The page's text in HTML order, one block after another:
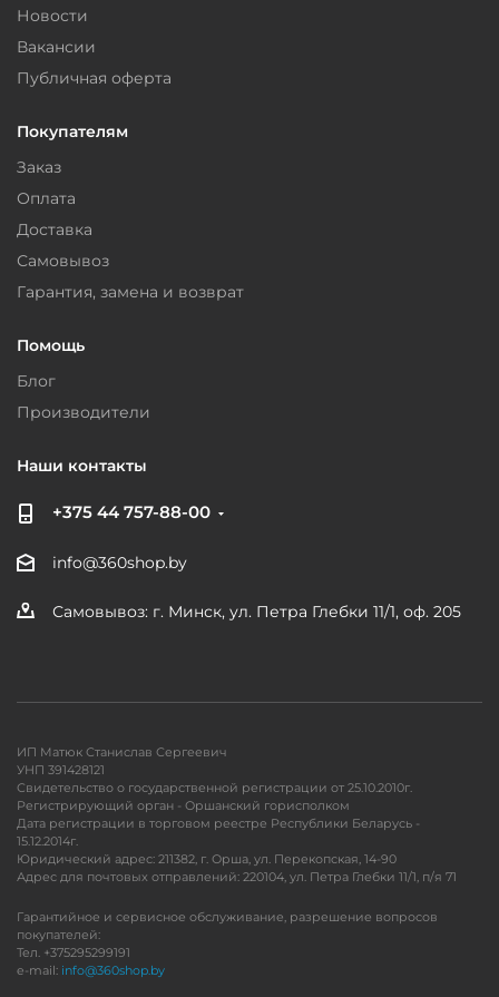
Новости
Вакансии
Публичная оферта
Покупателям
Заказ
Оплата
Доставка
Самовывоз
Гарантия, замена и возврат
Помощь
Блог
Производители
Наши контакты
+375 44 757-88-00
info@360shop.by
Самовывоз: г. Минск, ул. Петра Глебки 11/1, оф. 205
ИП Матюк Станислав Сергеевич
УНП 391428121
Свидетельство о государственной регистрации от 25.10.2010г.
Регистрирующий орган - Оршанский горисполком
Дата регистрации в торговом реестре Республики Беларусь -
15.12.2014г.
Юридический адрес: 211382, г. Орша, ул. Перекопская, 14-90
Адрес для почтовых отправлений: 220104, ул. Петра Глебки 11/1, п/я 71
Гарантийное и сервисное обслуживание, разрешение вопросов
покупателей:
Тел. +375295299191
e-mail: info@360shop.by